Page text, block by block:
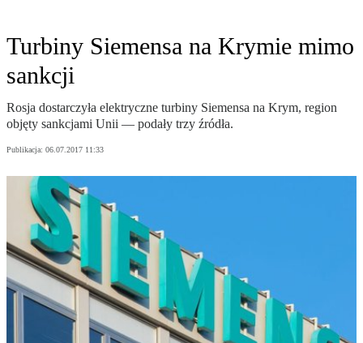
Turbiny Siemensa na Krymie mimo
sankcji
Rosja dostarczyła elektryczne turbiny Siemensa na Krym, region
objęty sankcjami Unii — podały trzy źródła.
Publikacja: 06.07.2017 11:33